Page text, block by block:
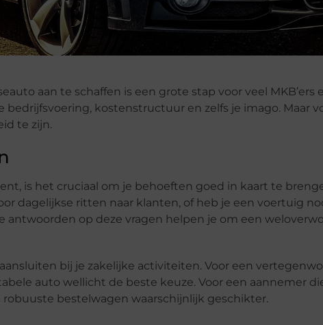
aan te schaffen is een grote stap voor veel MKB’ers
kostenstructuur en zelfs je imago. Maar
te zijn.
is het cruciaal om je behoeften goed in kaart te
dagelijkse ritten naar klanten, of heb je een voertuig
antwoorden op deze vragen helpen je om een
bij je zakelijke activiteiten. Voor een
auto wellicht de beste keuze. Voor een aannemer
bestelwagen waarschijnlijk geschikter.